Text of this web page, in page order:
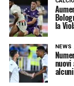
complesso, il
resta da
la priorità
Lotito.
la
NEWS